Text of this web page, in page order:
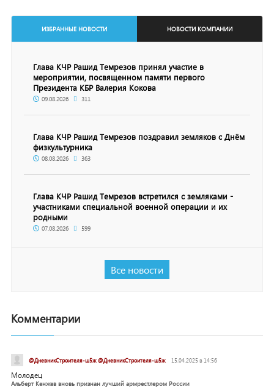
ИЗБРАННЫЕ НОВОСТИ НОВОСТИ КОМПАНИИ
Глава КЧР Рашид Темрезов принял участие в
мероприятии, посвященном памяти первого
Президента КБР Валерия Кокова
09.08.2026 311
Глава КЧР Рашид Темрезов поздравил земляков с Днём
физкультурника
08.08.2026 363
Глава КЧР Рашид Темрезов встретился с земляками -
участниками специальной военной операции и их
родными
07.08.2026 599
Все новости
Комментарии
@ДневникСтроителя-ш5ж @ДневникСтроителя-ш5ж 15.04.2025 в 14:56
Молодец
Альберт Кенжев вновь признан лучший армрестлером России